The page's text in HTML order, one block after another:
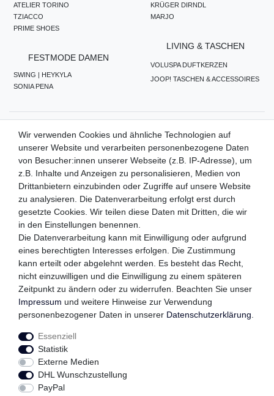
ATELIER TORINO
TZIACCO
PRIME SHOES
FESTMODE DAMEN
SWING | HEYKYLA
SONIA PENA
KRÜGER DIRNDL
MARJO
LIVING & TASCHEN
VOLUSPA DUFTKERZEN
JOOP! TASCHEN & ACCESSOIRES
ZAHLUNGSMETHODEN
WIR VERSENDEN MIT
QUALITÄTSVERSPRECHEN
FOLGEN SIE UNS
Impressum
Widerrufs­recht Vertrag widerrufen
Wir verwenden Cookies und ähnliche Technologien auf
unserer Website und verarbeiten personenbezogene Daten
von Besucher:innen unserer Webseite (z.B. IP-Adresse), um
z.B. Inhalte und Anzeigen zu personalisieren, Medien von
Drittanbietern einzubinden oder Zugriffe auf unsere Website
zu analysieren. Die Datenverarbeitung erfolgt erst durch
gesetzte Cookies. Wir teilen diese Daten mit Dritten, die wir
in den Einstellungen benennen.
Die Datenverarbeitung kann mit Einwilligung oder aufgrund
eines berechtigten Interesses erfolgen. Die Zustimmung
kann erteilt oder abgelehnt werden. Es besteht das Recht,
nicht einzuwilligen und die Einwilligung zu einem späteren
Zeitpunkt zu ändern oder zu widerrufen. Beachten Sie unser
Impressum und weitere Hinweise zur Verwendung
personenbezogener Daten in unserer Daten­schutz­erklärung
Essenziell
Statistik
Externe Medien
DHL Wunschzustellung
PayPal